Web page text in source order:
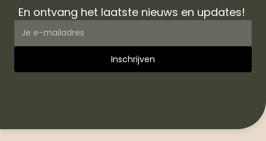
En ontvang het laatste nieuws en updates!